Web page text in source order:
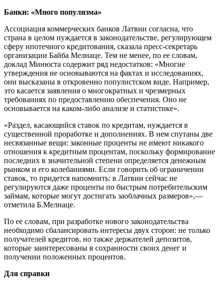
Банки: «Много популизма»
Ассоциация коммерческих банков Латвии согласна, что
страна в целом нуждается в законодательстве, регулирующем
сферу ипотечного кредитования, сказала пресс-секретарь
организации Байба Мелнаце. Тем не менее, по ее словам,
доклад Минюста содержит ряд недостатков: «Многие
утверждения не основываются на фактах и исследованиях,
они высказаны в откровенно популистском виде. Например,
это касается заявления о многократных и чрезмерных
требованиях по предоставлению обеспечения. Оно не
основывается на каком-либо анализе и статистике».
«Раздел, касающийся ставок по кредитам, нуждается в
существенной проработке и дополнениях. В нем спутаны две
несвязанные вещи: законные проценты не имеют никакого
отношения к кредитным процентам, поскольку формирование
последних в значительной степени определяется денежным
рынком и его колебаниями. Если говорить об ограничении
ставок, то придется напомнить: в Латвии сейчас не
регулируются даже проценты по быстрым потребительским
займам, которые могут достигать заоблачных размеров»,—
отметила Б.Мелнаце.
По ее словам, при разработке нового законодательства
необходимо сбалансировать интересы двух сторон: не только
получателей кредитов, но также держателей депозитов,
которые заинтересованы в сохранности своих денег и
получении положенных процентов.
Для справки